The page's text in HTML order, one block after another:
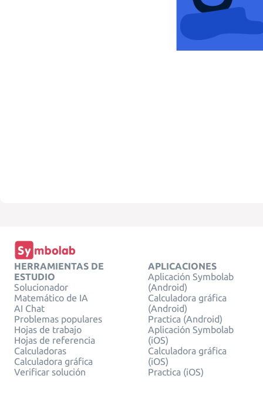
HERRAMIENTAS DE
ESTUDIO
Solucionador
Matemático de IA
AI Chat
Problemas populares
Hojas de trabajo
Hojas de referencia
Calculadoras
Calculadora gráfica
Verificar solución
APLICACIONES
Aplicación Symbolab
(Android)
Calculadora gráfica
(Android)
Practica (Android)
Aplicación Symbolab
(iOS)
Calculadora gráfica
(iOS)
Practica (iOS)